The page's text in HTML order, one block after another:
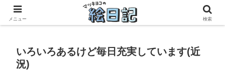
滋賀に移住した50代元主婦、フリーランス×パートの毎日
いろいろあるけど毎日充実しています(近
況)
メニュー 検索